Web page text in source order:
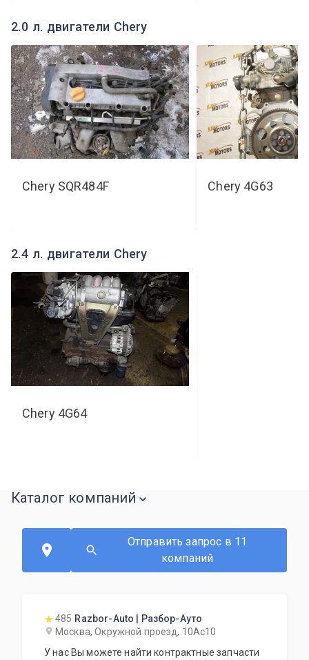
2.0 л. двигатели Chery
Chery SQR484F Chery 4G63
2.4 л. двигатели Chery
Chery 4G64
Каталог компаний
Отправить запрос в 11
компаний
485 Razbor-Auto | Разбор-Ауто
Москва, Окружной проезд, 10Ас10
У нас Вы можете найти контрактные запчасти